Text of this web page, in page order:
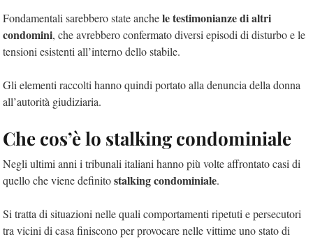
Fondamentali sarebbero state anchele testimonianze di altri
condomini, che avrebbero confermato diversi episodi di disturbo e le
tensioni esistenti all’interno dello stabile.
Gli elementi raccolti hanno quindi portato alla denuncia della donna
all’autorità giudiziaria.
Che cos’è lo stalking condominiale
Negli ultimi anni i tribunali italiani hanno più volte affrontato casi di
quello che viene definitostalking condominiale.
Si tratta di situazioni nelle quali comportamenti ripetuti e persecutori
tra vicini di casa finiscono per provocare nelle vittime uno stato di